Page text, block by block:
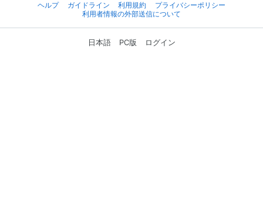
ヘルプ
ガイドライン 利用規約
プライバシーポリシー
利用者情報の外部送信について
日本語 PC版 ログイン